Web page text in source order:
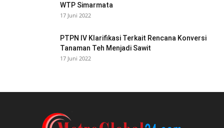
WTP Simarmata
17 Juni 2022
PTPN IV Klarifikasi Terkait Rencana Konversi
Tanaman Teh Menjadi Sawit
17 Juni 2022